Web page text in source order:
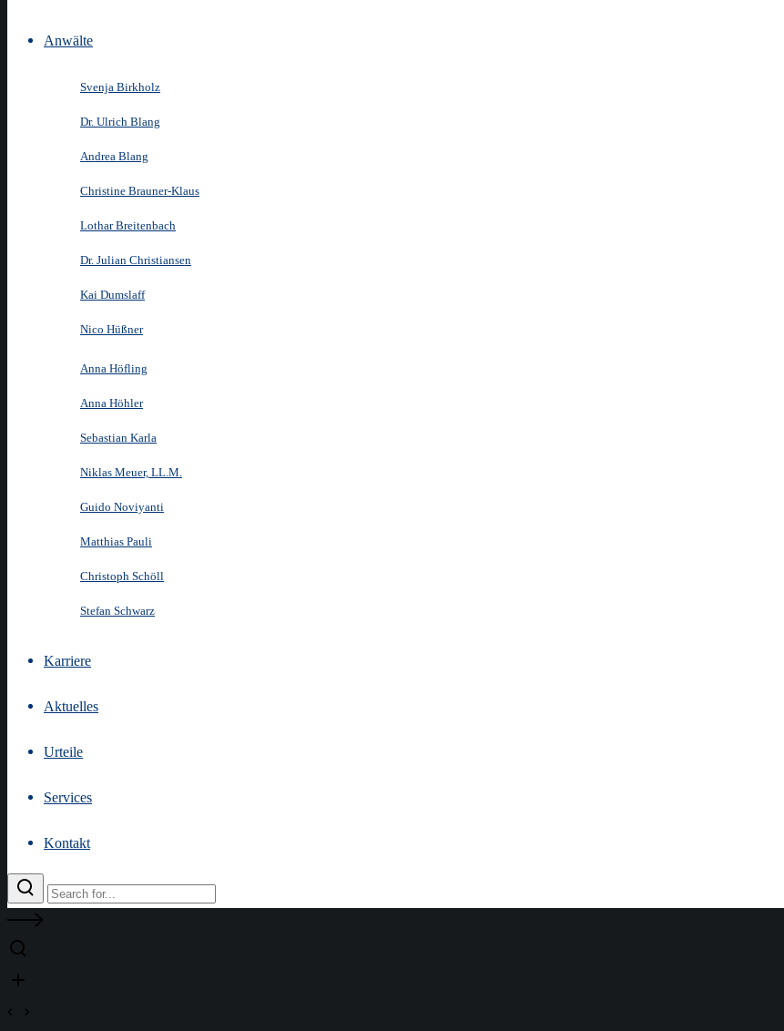
Anwälte
Svenja Birkholz
Dr. Ulrich Blang
Andrea Blang
Christine Brauner-Klaus
Lothar Breitenbach
Dr. Julian Christiansen
Kai Dumslaff
Nico Hüßner
Anna Höfling
Anna Höhler
Sebastian Karla
Niklas Meuer, LL.M.
Guido Noviyanti
Matthias Pauli
Christoph Schöll
Stefan Schwarz
Karriere
Aktuelles
Urteile
Services
Kontakt